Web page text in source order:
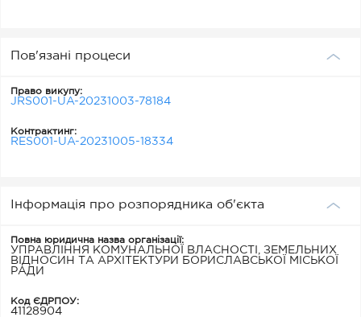
Пов'язані процеси
Право викупу:
JRS001-UA-20231003-78184
Контрактинг:
RES001-UA-20231005-18334
Інформація про розпорядника об'єкта
Повна юридична назва організації:
УПРАВЛІННЯ КОМУНАЛЬНОЇ ВЛАСНОСТІ, ЗЕМЕЛЬНИХ
ВІДНОСИН ТА АРХІТЕКТУРИ БОРИСЛАВСЬКОЇ МІСЬКОЇ
РАДИ
Код ЄДРПОУ:
41128904